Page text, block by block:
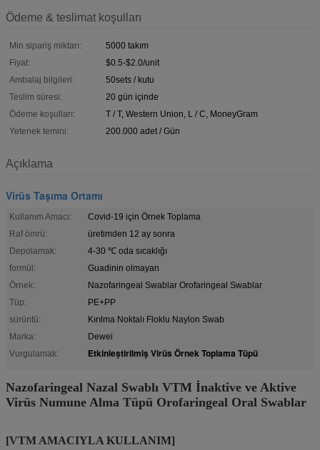
Ödeme & teslimat koşulları
Min sipariş miktarı:
5000 takım
Fiyat:
$0.5-$2.0/unit
Ambalaj bilgileri:
50sets / kutu
Teslim süresi:
20 gün içinde
Ödeme koşulları:
T / T, Western Union, L / C, MoneyGram
Yetenek temini:
200.000 adet / Gün
Açıklama
Virüs Taşıma Ortamı
Kullanım Amacı:
Covid-19 için Örnek Toplama
Raf ömrü:
üretimden 12 ay sonra
Depolamak:
4-30 ℃ oda sıcaklığı
formül:
Guadinin olmayan
Örnek:
Nazofaringeal Swablar Orofaringeal Swablar
Tüp:
PE+PP
sürüntü:
Kırılma Noktalı Floklu Naylon Swab
Marka:
Dewei
Vurgulamak:
Etkinleştirilmiş Virüs Örnek Toplama Tüpü
Nazofaringeal Nazal Swablı VTM İnaktive ve Aktive
Virüs Numune Alma Tüpü Orofaringeal Oral Swablar
[VTM AMACIYLA KULLANIM]